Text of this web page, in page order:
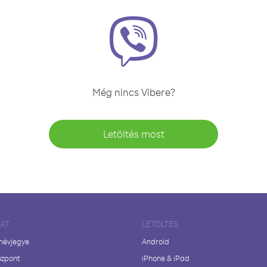
Még nincs Vibere?
Letöltés most
LETÖLTÉS
Android
iPhone & iPad